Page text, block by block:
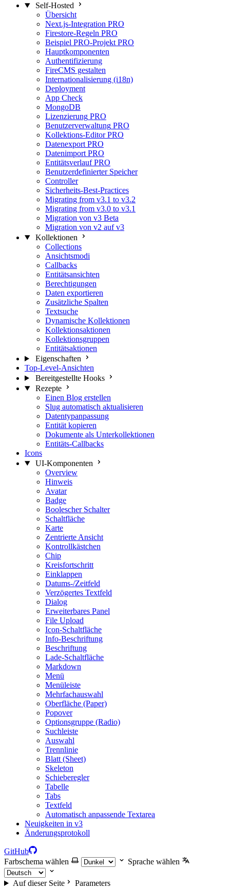
Self-Hosted
Übersicht
Next.js-Integration PRO
Firestore-Regeln PRO
Beispiel PRO-Projekt PRO
Hauptkomponenten
Authentifizierung
FireCMS gestalten
Internationalisierung (i18n)
Deployment
App Check
MongoDB
Lizenzierung PRO
Benutzerverwaltung PRO
Kollektions-Editor PRO
Datenexport PRO
Datenimport PRO
Entitätsverlauf PRO
Benutzerdefinierter Speicher
Controller
Sicherheits-Best-Practices
Migrating from v3.1 to v3.2
Migrating from v3.0 to v3.1
Migration von v3 Beta
Migration von v2 auf v3
Kollektionen
Collections
Ansichtsmodi
Callbacks
Entitätsansichten
Berechtigungen
Daten exportieren
Zusätzliche Spalten
Textsuche
Dynamische Kollektionen
Kollektionsaktionen
Kollektionsgruppen
Entitätsaktionen
Eigenschaften
Top-Level-Ansichten
Bereitgestellte Hooks
Rezepte
Einen Blog erstellen
Slug automatisch aktualisieren
Datentypanpassung
Entität kopieren
Dokumente als Unterkollektionen
Entitäts-Callbacks
Icons
UI-Komponenten
Overview
Hinweis
Avatar
Badge
Boolescher Schalter
Schaltfläche
Karte
Zentrierte Ansicht
Kontrollkästchen
Chip
Kreisfortschritt
Einklappen
Datums-/Zeitfeld
Verzögertes Textfeld
Dialog
Erweiterbares Panel
File Upload
Icon-Schaltfläche
Info-Beschriftung
Beschriftung
Lade-Schaltfläche
Markdown
Menü
Menüleiste
Mehrfachauswahl
Oberfläche (Paper)
Popover
Optionsgruppe (Radio)
Suchleiste
Auswahl
Trennlinie
Blatt (Sheet)
Skeleton
Schieberegler
Tabelle
Tabs
Textfeld
Automatisch anpassende Textarea
Neuigkeiten in v3
Änderungsprotokoll
GitHub
Farbschema wählen
Sprache wählen
Auf dieser Seite Parameters